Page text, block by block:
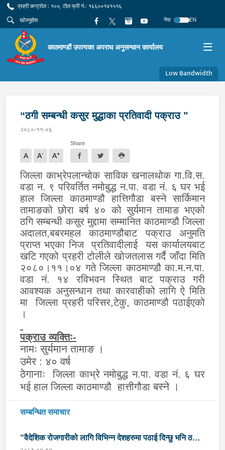
प्रहरी कन्ट्रोल : १००, टोल फ्री नं.: १६६००१४१५१६
नेपा
EN
काठमाण्डौं उपत्यका अपराध अनुसन्धान कार्यालय
Low Bandwidth
“ठगी सम्बन्धी कसुर मुद्धाका प्रतिवादी पक्राउ "
२०८०-११-०६
A A- A+
Share
जिल्ला काभ्रेपलान्चोक साविक खनालथोक गा.वि.स.
वडा न. ९ परिवर्तित नमोबुद्ध न.पा. वडा नं. ६ घर भई
हाल जिल्ला काठमाण्डौ हात्तिगौडा बस्ने सार्किमान
तामाङको छोरा बर्ष ४० को सुर्यमान तामाङ भएको
ठगि सम्बन्धी कसुर मुद्दामा सम्मानित काठमाण्डौ जिल्ला
अदालत,बबरमहल काठमाण्डौबाट पक्राउ अनुमति
प्राप्त भएका निज प्रतिवादीलाई यस कार्यालयबाट
खटि गएको प्रहरी टोलीले खोजतलास गर्दै जाँदा मिति
२०८०।११।०४ गते जिल्ला काठमाण्डौ का.म.न.पा.
वडा नं. १४ रविभवन स्थित बाट पक्राउ गरी
आवश्यक अनुसन्धान तथा कारवाहीको लागि ऐ मिति
मा जिल्ला प्रहरी परिसर,टेकु, काठमाण्डौ पठाईएको
।
पक्राउ व्यक्तिः-
नामः सुर्यमान तामाङ ।
उमेर : ४० वर्ष
ठेगानाःजिल्ला काभ्रे नमोबुद्ध न.पा. वडा नं. ६ घर
भई हाल जिल्ला काठमाण्डौ हात्तीगौडाबस्ने ।
सम्बन्धित समाचार
“वैदेशिक रोजगारीको लागि विभिन्न देशहरुमा पठाई दिन्छु भनि ठगी